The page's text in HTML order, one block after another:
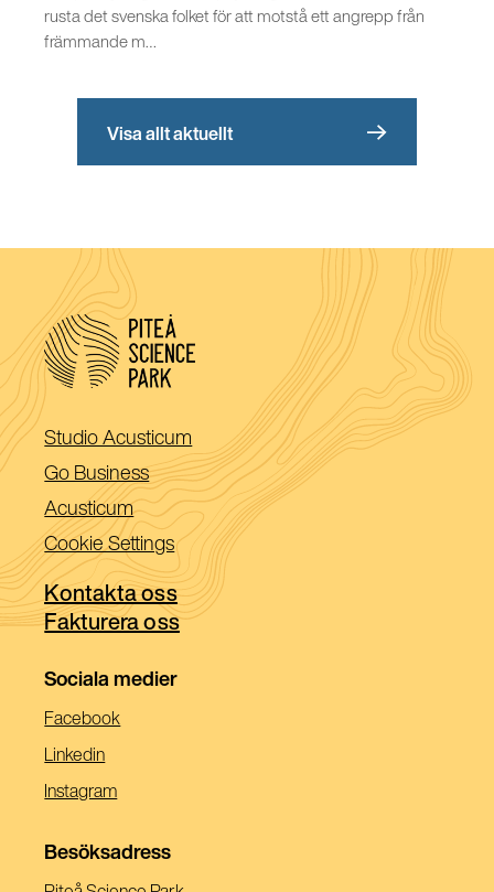
rusta det svenska folket för att motstå ett angrepp från
främmande m…
Visa allt aktuellt
Studio Acusticum (Öppnas
i
ett
nytt
fönster)
Go Business(Öppnas
i
ett
nytt
fönster)
Acusticum(Öppnas
i
ett
nytt
fönster)
Cookie Settings
Kontakta oss
Fakturera oss
Sociala medier
Facebook(Öppnas
Linkedin(Öppnas
Nytt
Instagram(Öppnas
Ett
Besöksadress